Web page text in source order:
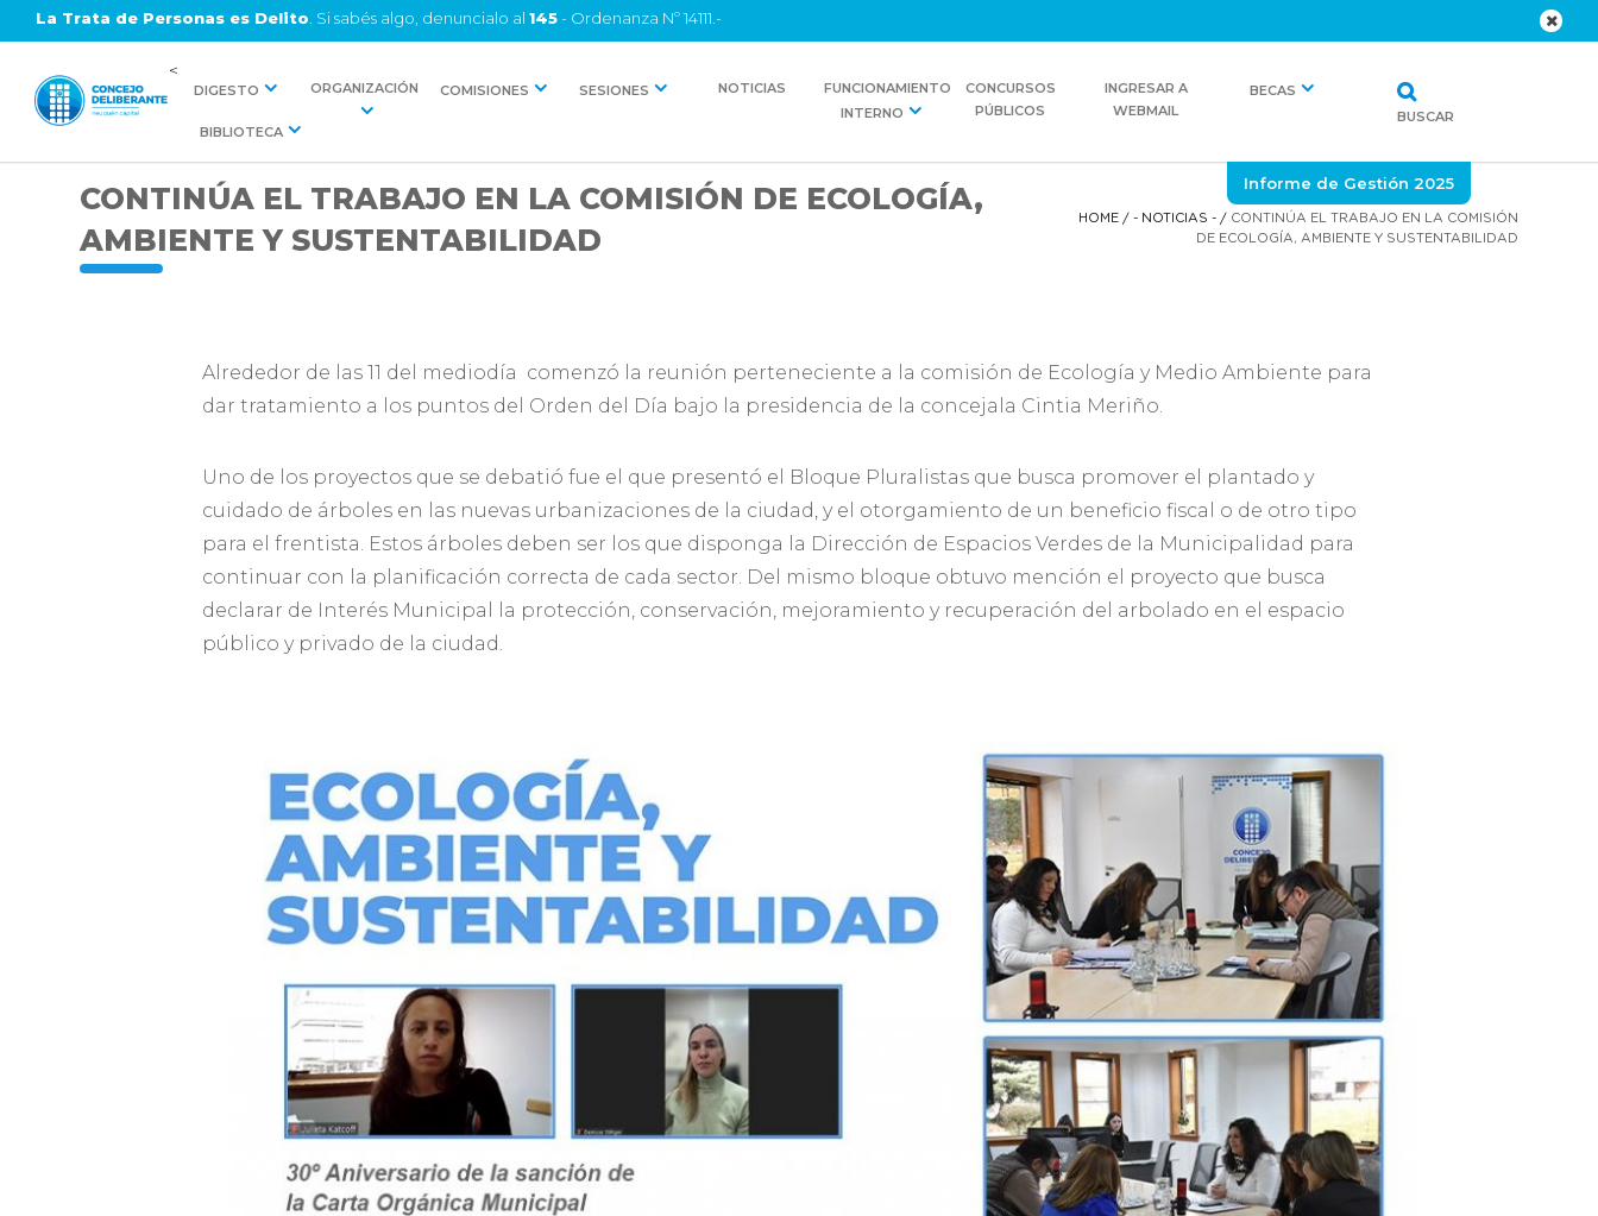
La Trata de Personas es Delito . Si sabés algo, denuncialo al 145- Ordenanza Nº 14111.-
<
DIGESTO ORGANIZACIÓN COMISIONES SESIONES NOTICIAS
FUNCIONAMIENTO
INTERNO
CONCURSOS
PÚBLICOS
INGRESAR A
WEBMAIL
BECAS
BIBLIOTECA
BUSCAR
Informe de Gestión 2025
CONTINÚA EL TRABAJO EN LA COMISIÓN DE ECOLOGÍA,
AMBIENTE Y SUSTENTABILIDAD
HOME/ - NOTICIAS -/ CONTINÚA EL TRABAJO EN LA COMISIÓN
DE ECOLOGÍA, AMBIENTE Y SUSTENTABILIDAD
Alrededor de las 11 del mediodía comenzó la reunión perteneciente a la comisión de Ecología y Medio Ambiente para
dar tratamiento a los puntos del Orden del Día bajo la presidencia de la concejala Cintia Meriño.
Uno de los proyectos que se debatió fue el que presentó el Bloque Pluralistas que busca promover el plantado y
cuidado de árboles en las nuevas urbanizaciones de la ciudad, y el otorgamiento de un beneficio fiscal o de otro tipo
para el frentista. Estos árboles deben ser los que disponga la Dirección de Espacios Verdes de la Municipalidad para
continuar con la planificación correcta de cada sector. Del mismo bloque obtuvo mención el proyecto que busca
declarar de Interés Municipal la protección, conservación, mejoramiento y recuperación del arbolado en el espacio
público y privado de la ciudad.